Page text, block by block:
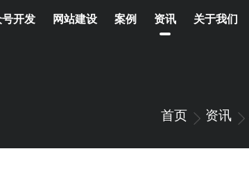
开发 网站建设 案例 资讯 关于我们
首页 资讯